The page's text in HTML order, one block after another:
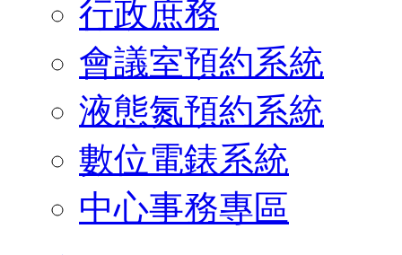
行政庶務
會議室預約系統
液態氮預約系統
數位電錶系統
中心事務專區